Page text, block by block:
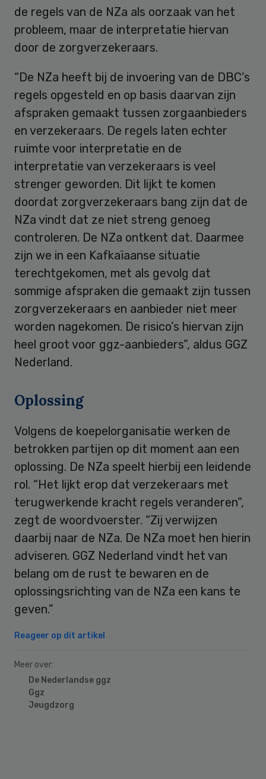
de regels van de NZa als oorzaak van het
probleem, maar de interpretatie hiervan
door de zorgverzekeraars.
“De NZa heeft bij de invoering van de DBC’s
regels opgesteld en op basis daarvan zijn
afspraken gemaakt tussen zorgaanbieders
en verzekeraars. De regels laten echter
ruimte voor interpretatie en de
interpretatie van verzekeraars is veel
strenger geworden. Dit lijkt te komen
doordat zorgverzekeraars bang zijn dat de
NZa vindt dat ze niet streng genoeg
controleren. De NZa ontkent dat. Daarmee
zijn we in een Kafkaïaanse situatie
terechtgekomen, met als gevolg dat
sommige afspraken die gemaakt zijn tussen
zorgverzekeraars en aanbieder niet meer
worden nagekomen. De risico’s hiervan zijn
heel groot voor ggz-aanbieders”, aldus GGZ
Nederland.
Oplossing
Volgens de koepelorganisatie werken de
betrokken partijen op dit moment aan een
oplossing. De NZa speelt hierbij een leidende
rol. “Het lijkt erop dat verzekeraars met
terugwerkende kracht regels veranderen”,
zegt de woordvoerster. “Zij verwijzen
daarbij naar de NZa. De NZa moet hen hierin
adviseren. GGZ Nederland vindt het van
belang om de rust te bewaren en de
oplossingsrichting van de NZa een kans te
geven.”
Reageer op dit artikel
Meer over:
De Nederlandse ggz
Ggz
Jeugdzorg